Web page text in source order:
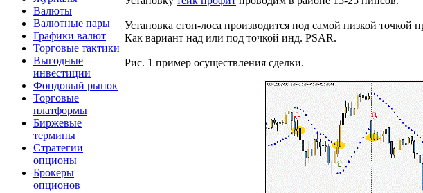
Валюты
Валютные пары
Графики валют
Торговые тактики
Выгодные
инвестиции
Фондовый рынок
Торговые
платформы
Биржевые
термины
Стратегии
опционы
Брокеры
опционов
Установка стоп-лоса производится под самой низкой
Как вариант над или под точкой инд. PSAR.
Рис. 1 пример осуществления сделки.